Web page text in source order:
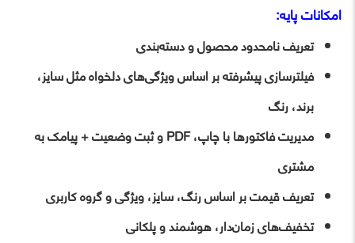
امکانات پایه:
تعریف نامحدود محصول و دسته‌بندی
فیلترسازی پیشرفته بر اساس ویژگی‌های دلخواه مثل سایز،
برند، رنگ
مدیریت فاکتورها با چاپ، PDF و ثبت وضعیت + پیامک به
مشتری
تعریف قیمت بر اساس رنگ، سایز، ویژگی و گروه کاربری
تخفیف‌های زمان‌دار، هوشمند و پلکانی